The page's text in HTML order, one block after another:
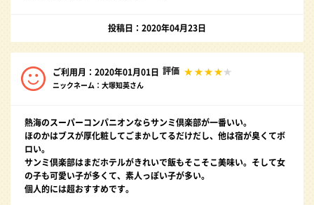
投稿日：2020年04月23日
ご利用月：2020年01月01日 評価
ニックネーム：大塚知英さん
熱海のスーパーコンパニオンならサンミ倶楽部が一番いい。
ほのかはブスが厚化粧してごまかしてるだけだし、他は宿が臭くてボ
ロい。
サンミ倶楽部はまだホテルがきれいで飯もそこそこ美味い。そして女
の子も可愛い子が多くて、素人っぽい子が多い。
個人的には超おすすめです。